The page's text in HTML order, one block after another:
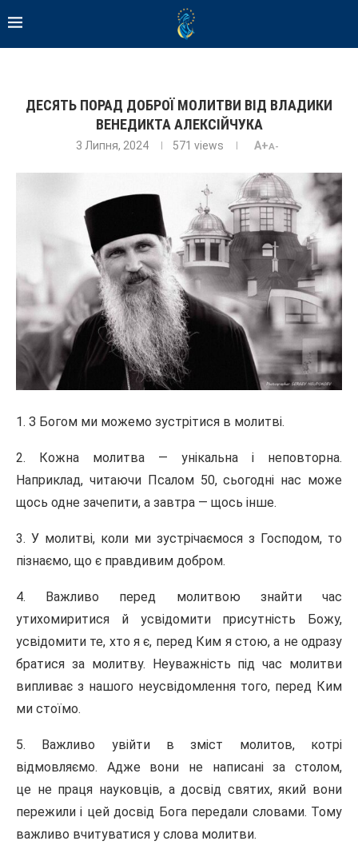
ДЕСЯТЬ ПОРАД ДОБРОЇ МОЛИТВИ ВІД ВЛАДИКИ
ВЕНЕДИКТА АЛЕКСІЙЧУКА
3 Липня, 2024 571 views A+A-
1. З Богом ми можемо зустрітися в молитві.
2. Кожна молитва — унікальна і неповторна.
Наприклад, читаючи Псалом 50, сьогодні нас може
щось одне зачепити, а завтра — щось інше.
3. У молитві, коли ми зустрічаємося з Господом, то
пізнаємо, що є правдивим добром.
4. Важливо перед молитвою знайти час
утихомиритися й усвідомити присутність Божу,
усвідомити те, хто я є, перед Ким я стою, а не одразу
братися за молитву. Неуважність під час молитви
випливає з нашого неусвідомлення того, перед Ким
ми стоїмо.
5. Важливо увійти в зміст молитов, котрі
відмовляємо. Адже вони не написані за столом,
це не праця науковців, а досвід святих, який вони
пережили і цей досвід Бога передали словами. Тому
важливо вчитуватися у слова молитви.